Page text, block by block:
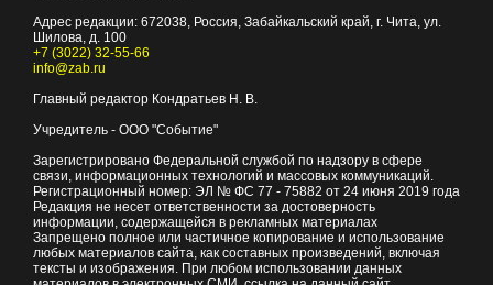
Адрес редакции: 672038, Россия, Забайкальский край, г. Чита, ул.
Шилова, д. 100
+7 (3022) 32-55-66
info@zab.ru
Главный редактор Кондратьев Н. В.
Учредитель - ООО "Событие"
Зарегистрировано Федеральной службой по надзору в сфере
связи, информационных технологий и массовых коммуникаций.
Регистрационный номер: ЭЛ № ФС 77 - 75882 от 24 июня 2019 года
Редакция не несет ответственности за достоверность
информации, содержащейся в рекламных материалах
Запрещено полное или частичное копирование и использование
любых материалов сайта, как составных произведений, включая
тексты и изображения. При любом использовании данных